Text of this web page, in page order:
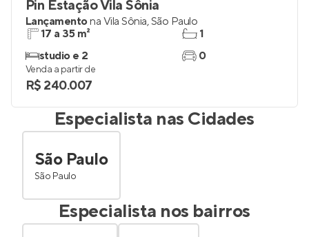
Pin Estação Vila Sônia
Lançamentona Vila Sônia,São Paulo
17 a 35 m²
studio e 2
1
0
Venda a partir de
R$ 240.007
Especialista nas Cidades
São Paulo
São Paulo
Especialista nos bairros